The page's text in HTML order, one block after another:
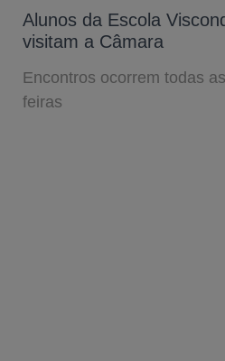
Alunos da Escola
visitam a Câmara
Encontros ocorrem todas
feiras